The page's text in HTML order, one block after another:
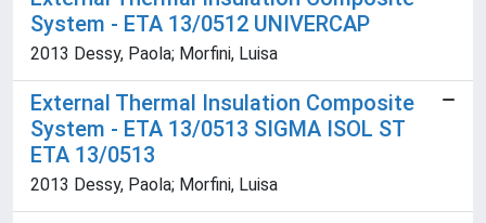
System - ETA 13/0512 UNIVERCAP
2013 Dessy, Paola; Morfini, Luisa
External Thermal Insulation Composite
System - ETA 13/0513 SIGMA ISOL ST
ETA 13/0513
2013 Dessy, Paola; Morfini, Luisa